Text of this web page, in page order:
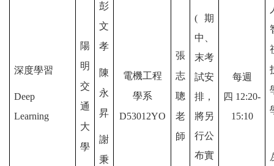
深度學習
Deep
Learning
陽
明
交
通
大
學
彭
文
孝
陳
永
昇
謝
秉
電機工程
學系
D53012YO
張
志
聰
老
師
(期
中、
末考
試安
排，
將另
行公
布實
每週
四 12:20-
15:10